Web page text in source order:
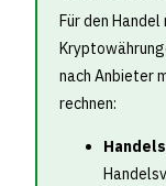
Für den
nach Anbieter
rechnen: